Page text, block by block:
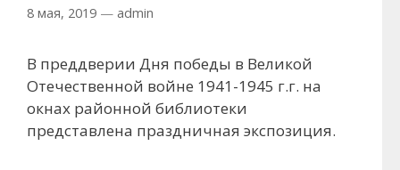
8 мая, 2019 — admin
В преддверии Дня победы в Великой
Отечественной войне 1941-1945 г.г. на
окнах районной библиотеки
представлена праздничная экспозиция.